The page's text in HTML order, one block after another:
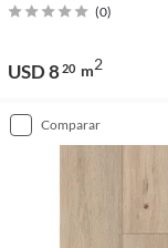
(0)
USD 820 m2
comparar